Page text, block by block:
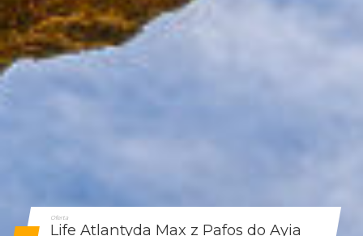
Oferta
Life Atlantyda Max z Pafos do Ayia